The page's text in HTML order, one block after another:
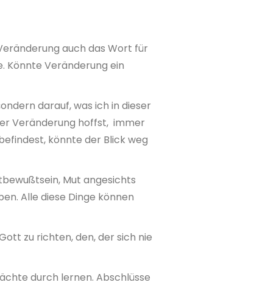
auch das Wort für
Könnte Veränderung ein
darauf, was ich in dieser
Veränderung hoffst, immer
könnte der Blick weg
Mut angesichts
Alle diese Dinge können
zu richten, den, der sich nie
durch lernen. Abschlüsse